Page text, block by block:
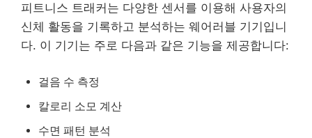
피트니스 트래커는 다양한 센서를 이용해 사용자의
신체 활동을 기록하고 분석하는 웨어러블 기기입니
다. 이 기기는 주로 다음과 같은 기능을 제공합니다:
걸음 수 측정
칼로리 소모 계산
수면 패턴 분석